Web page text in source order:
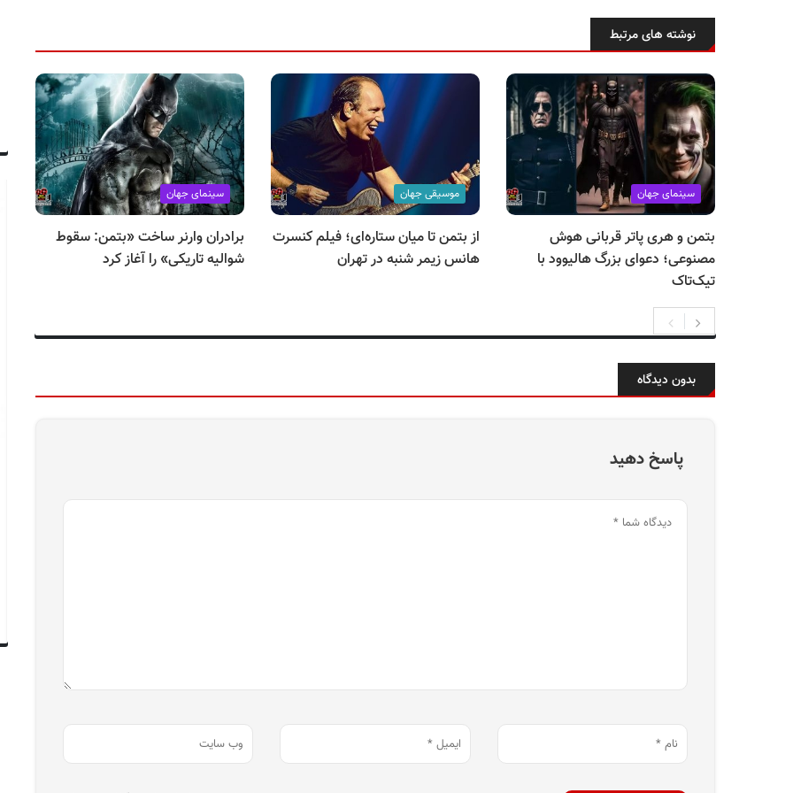
نوشته های مرتبط
سینمای جهان
بتمن و هری پاتر قربانی هوش
مصنوعی؛ دعوای بزرگ هالیوود با
تیک‌تاک
موسیقی جهان
از بتمن تا میان ستاره‌ای؛ فیلم کنسرت
هانس زیمر شنبه در تهران
سینمای جهان
برادران وارنر ساخت «بتمن: سقوط
شوالیه تاریکی» را آغاز کرد
بدون دیدگاه
پاسخ دهید